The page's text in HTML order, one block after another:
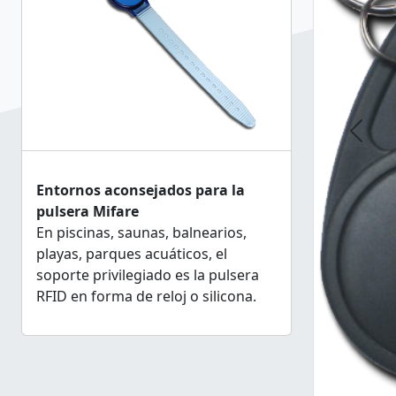
Entornos aconsejados para la
pulsera Mifare
En piscinas, saunas, balnearios,
playas, parques acuáticos, el
soporte privilegiado es la pulsera
RFID en forma de reloj o silicona.